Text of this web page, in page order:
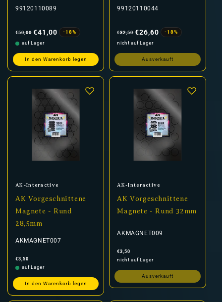
99120110089
Preis
€50,00 €41,00
-18%
auf Lager
In den Warenkorb legen
99120110044
Preis
€32,50 €26,60
-18%
nicht auf Lager
Ausverkauft
Anbieter:
AK-Interactive
AK Vorgeschnittene
Magnete - Rund
28,5mm
AKMAGNET007
Normaler
Preis
€3,50
auf Lager
In den Warenkorb legen
Anbieter:
AK-Interactive
AK Vorgeschnittene
Magnete - Rund 32mm
AKMAGNET009
Normaler
Preis
€3,50
nicht auf Lager
Ausverkauft